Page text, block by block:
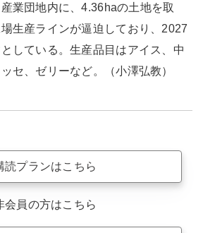
業団地内に、4.36haの土地を取
生産ラインが逼迫しており、2027
している。生産品目はアイス、中
セ、ゼリーなど。（小澤弘教）
読プランはこちら
会員の方はこちら